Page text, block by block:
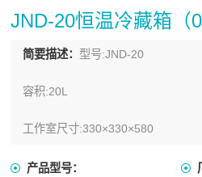
JND-20恒温冷藏箱（
简要描述： 型号:JND-20
容积:20L
工作室尺寸:330×330×580
产品型号：